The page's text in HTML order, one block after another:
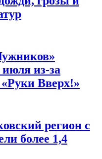
июля из-за
Вверх!»
регион с
более 1,4